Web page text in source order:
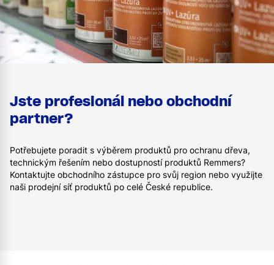
Jste profesionál nebo obchodní
partner?
Potřebujete poradit s výběrem produktů pro ochranu dřeva,
technickým řešením nebo dostupností produktů Remmers?
Kontaktujte obchodního zástupce pro svůj region nebo využijte
naši prodejní síť produktů po celé České republice.